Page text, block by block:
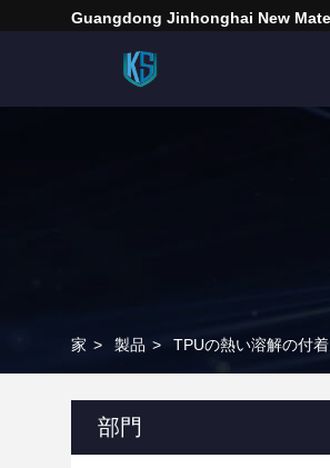
Guangdong Jinhonghai New
家 > 製品 > TPUの熱い溶解の付
部門